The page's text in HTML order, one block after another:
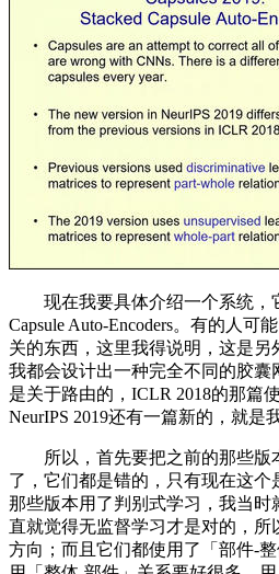
现在我要具体介绍一个系统，
Capsule Auto-Encoders。有的人可
关的东西，这里我得说明，这是
我都会设计出一种完全不同的胶囊
是关于路由的，ICLR 2018的那篇
NeurIPS 2019还有一篇新的，就是
所以，首先要把之前的那些版
了，它们都是错的，只有现在这
那些版本用了判别式学习，我当时
直就觉得无监督学习才是对的，所
方向；而且它们都使用了「部件-整